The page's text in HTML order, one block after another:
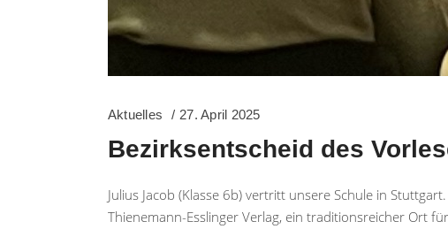
Aktuelles 27. April 2025
Bezirksentscheid des
Julius Jacob (Klasse 6b) vertritt unsere Schule in
Thienemann-Esslinger Verlag, ein traditionsreicher Ort